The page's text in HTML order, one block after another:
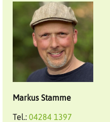
Markus Stamme
Tel.: 04284 1397